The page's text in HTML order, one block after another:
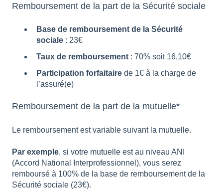
Remboursement de la part de la Sécurité sociale
Base de remboursement de la Sécurité
sociale : 23€
Taux de remboursement : 70% soit 16,10€
Participation forfaitaire de 1€ à la charge de
l’assuré(e)
Remboursement de la part de la mutuelle*
Le remboursement est variable suivant la mutuelle.
Par exemple, si votre mutuelle est au niveau ANI
(Accord National Interprofessionnel), vous serez
remboursé à 100% de la base de remboursement de la
Sécurité sociale (23€).